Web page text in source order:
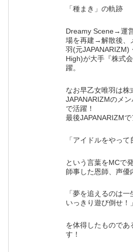
「種まき」の軌跡
Dreamy Scene→運
場を再建→解散後、
羽(元JAPANARIZM)
High)が大手『株式
躍。
なお早乙女唯羽は株
JAPANARIZMのメ
で活躍！
最後JAPANARIZM
「アイドルをやって
という言葉をMCで
師事した恩師、声優
「夢を追えるのは
いっきり遊び倒せ！」
を体得したものであ
す！